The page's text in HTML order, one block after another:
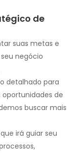
de
suas metas e
negócio
detalhado para
de
buscar mais
irá guiar seu